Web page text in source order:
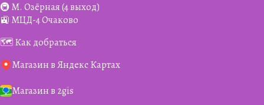
🚇 М. Озёрная (4 выход)
🚉 МЦД-4 Очаково
🗺️ Как добраться
Магазин в Яндекс Картах
Магазин в 2gis